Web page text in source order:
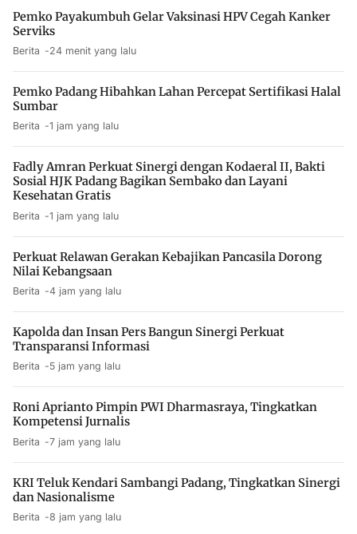
Pemko Payakumbuh Gelar Vaksinasi HPV Cegah Kanker
Serviks
Berita 24 menit yang lalu
Pemko Padang Hibahkan Lahan Percepat Sertifikasi Halal
Sumbar
Berita 1 jam yang lalu
Fadly Amran Perkuat Sinergi dengan Kodaeral II, Bakti
Sosial HJK Padang Bagikan Sembako dan Layani
Kesehatan Gratis
Berita 1 jam yang lalu
Perkuat Relawan Gerakan Kebajikan Pancasila Dorong
Nilai Kebangsaan
Berita 4 jam yang lalu
Kapolda dan Insan Pers Bangun Sinergi Perkuat
Transparansi Informasi
Berita 5 jam yang lalu
Roni Aprianto Pimpin PWI Dharmasraya, Tingkatkan
Kompetensi Jurnalis
Berita 7 jam yang lalu
KRI Teluk Kendari Sambangi Padang, Tingkatkan Sinergi
dan Nasionalisme
Berita 8 jam yang lalu